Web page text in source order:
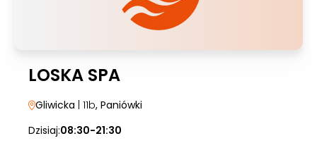
LOSKA SPA
Gliwicka | 11b, Paniówki
Dzisiaj:08:30-21:30